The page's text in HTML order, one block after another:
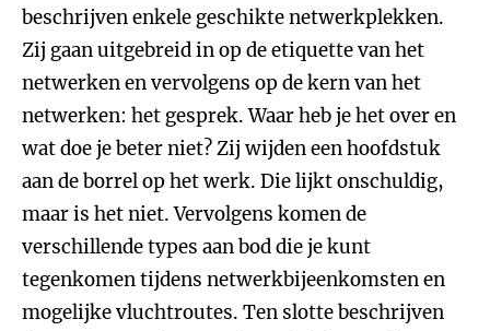
beschrijven enkele geschikte netwerkplekken.
Zij gaan uitgebreid in op de etiquette van het
netwerken en vervolgens op de kern van het
netwerken: het gesprek. Waar heb je het over en
wat doe je beter niet? Zij wijden een hoofdstuk
aan de borrel op het werk. Die lijkt onschuldig,
maar is het niet. Vervolgens komen de
verschillende types aan bod die je kunt
tegenkomen tijdens netwerkbijeenkomsten en
mogelijke vluchtroutes. Ten slotte beschrijven